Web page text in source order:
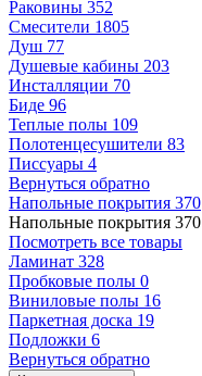
Раковины 352
Смесители 1805
Душ 77
Душевые кабины 203
Инсталляции 70
Биде 96
Теплые полы 109
Полотенцесушители 83
Писсуары 4
Вернуться обратно
Напольные покрытия 370
Напольные покрытия 370
Посмотреть все товары
Ламинат 328
Пробковые полы 0
Виниловые полы 16
Паркетная доска 19
Подложки 6
Вернуться обратно